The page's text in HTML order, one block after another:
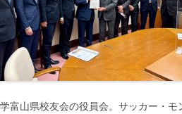
富山県校友会の役員会。サッカー・モ